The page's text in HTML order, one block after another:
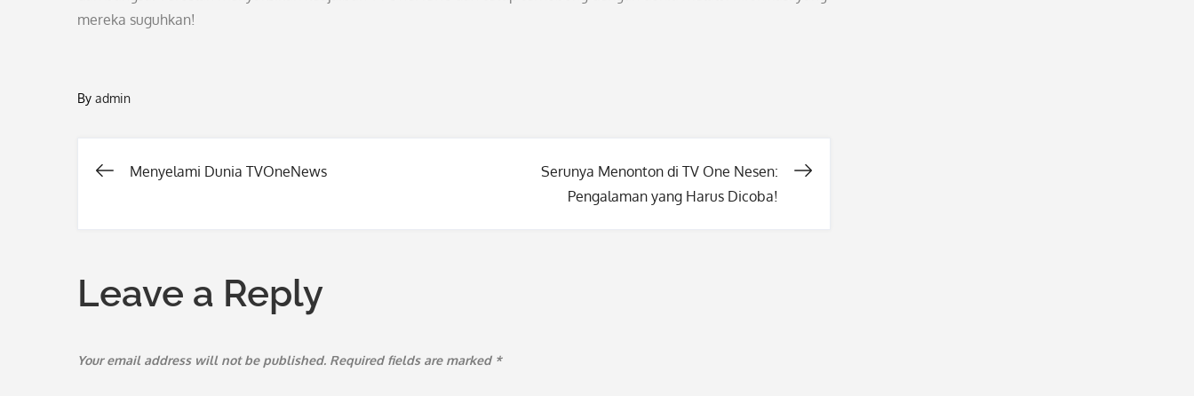
mereka suguhkan!
By admin
Post
Menyelami Dunia TVOneNews
Serunya Menonton di TV One Nesen:
Pengalaman yang Harus Dicoba!
Leave a Reply
Your email address will not be published. Required fields are marked *